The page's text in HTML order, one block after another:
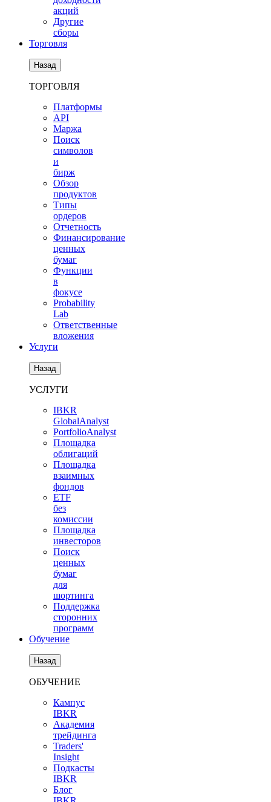
акций
Другие
сборы
Торговля
Назад
ТОРГОВЛЯ
Платформы
API
Маржа
Поиск
символов
и
бирж
Обзор
продуктов
Типы
ордеров
Отчетность
Финансирование
ценных
бумаг
Функции
в
фокусе
Probability
Lab
Ответственные
вложения
Услуги
Назад
УСЛУГИ
IBKR
GlobalAnalyst
PortfolioAnalyst
Площадка
облигаций
Площадка
взаимных
фондов
ETF
без
комиссии
Площадка
инвесторов
Поиск
ценных
бумаг
для
шортинга
Поддержка
сторонних
программ
Обучение
Назад
ОБУЧЕНИЕ
Кампус
IBKR
Академия
трейдинга
Traders'
Insight
Подкасты
IBKR
Блог